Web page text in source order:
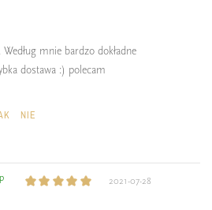
Według mnie bardzo dokładne
dostawa :) polecam
NIE
2021-07-28